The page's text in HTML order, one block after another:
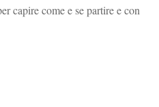
capire come e se partire e con